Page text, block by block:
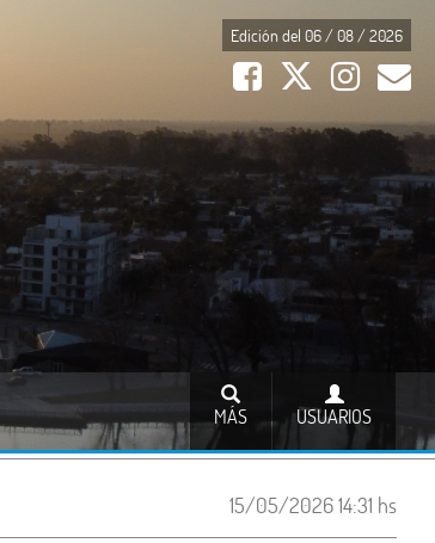
Edición del 06 / 08 / 2026
USUARIOS
MÁS
15/05/2026 14:31 hs